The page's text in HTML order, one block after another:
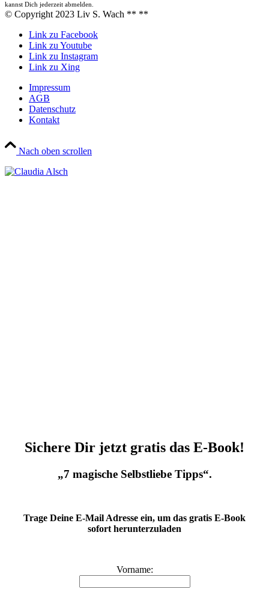
kannst Dich jederzeit abmelden.
© Copyright 2023 Liv S. Wach ** **
Link zu Facebook
Link zu Youtube
Link zu Instagram
Link zu Xing
Impressum
AGB
Datenschutz
Kontakt
Nach oben scrollen
Sichere Dir jetzt gratis das E-Book!
„7 magische Selbstliebe Tipps“.
Trage Deine E-Mail Adresse ein, um das gratis E-Book
sofort herunterzuladen
Vorname: